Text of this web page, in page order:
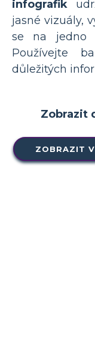
infografik
jasné vizuály,
se na jedno
Používejte
důležitých
Zobrazit
ZOBRAZIT